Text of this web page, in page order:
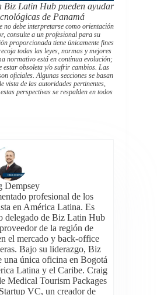
Biz Latin Hub pueden ayudar
de Panamá
no debe interpretarse como orientación
consulte a un profesional para su
proporcionada tiene únicamente fines
todas las leyes, normas y mejores
normativo está en continua evolución;
estar obsoleta y/o sufrir cambios. Las
oficiales. Algunas secciones se basan
vista de las autoridades pertinentes,
perspectivas se respalden en todos
Dempsey
profesional de los
en América Latina. Es
delegado de Biz Latin Hub
de la región de
el mercado y back-office
Bajo su liderazgo, Biz
una única oficina en Bogotá
Latina y el Caribe. Craig
Medical Tourism Packages
VC, un creador de